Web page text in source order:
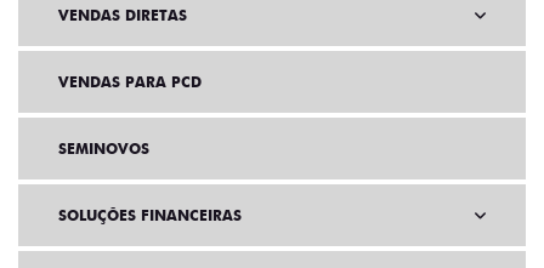
VENDAS DIRETAS
VENDAS PARA PCD
SEMINOVOS
SOLUÇÕES FINANCEIRAS